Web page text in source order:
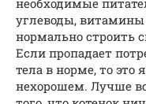
необходимые
углеводы,
нормально строить
Если пропадает
тела в норме, то это
нехорошем. Лучше